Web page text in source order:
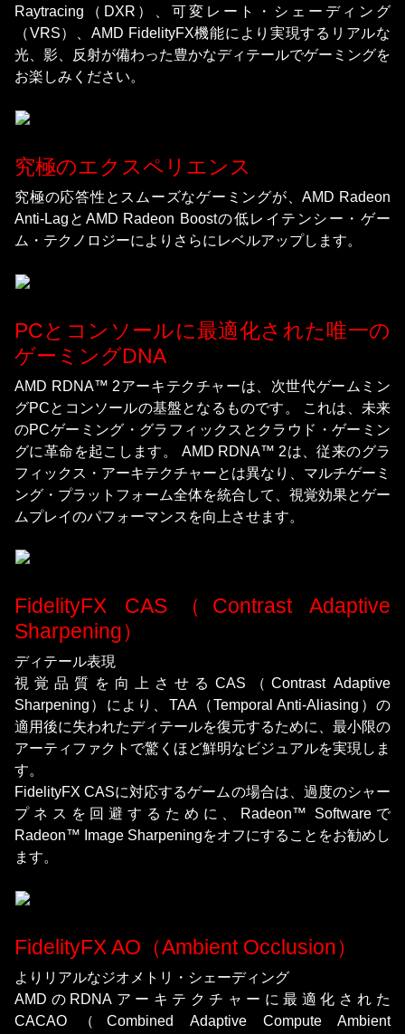
Raytracing（DXR）、可変レート・シェーディング
（VRS）、AMD FidelityFX機能により実現するリアルな
光、影、反射が備わった豊かなディテールでゲーミングを
お楽しみください。
究極のエクスペリエンス
究極の応答性とスムーズなゲーミングが、AMD Radeon
Anti-LagとAMD Radeon Boostの低レイテンシー・ゲー
ム・テクノロジーによりさらにレベルアップします。
PCとコンソールに最適化された唯一の
ゲーミングDNA
AMD RDNA™ 2アーキテクチャーは、次世代ゲームミン
グPCとコンソールの基盤となるものです。 これは、未来
のPCゲーミング・グラフィックスとクラウド・ゲーミン
グに革命を起こします。 AMD RDNA™ 2は、従来のグラ
フィックス・アーキテクチャーとは異なり、マルチゲーミ
ング・プラットフォーム全体を統合して、視覚効果とゲー
ムプレイのパフォーマンスを向上させます。
FidelityFX CAS（Contrast Adaptive
Sharpening）
ディテール表現
視覚品質を向上させるCAS（Contrast Adaptive
Sharpening）により、TAA（Temporal Anti-Aliasing）の
適用後に失われたディテールを復元するために、最小限の
アーティファクトで驚くほど鮮明なビジュアルを実現しま
す。
FidelityFX CASに対応するゲームの場合は、過度のシャー
プネスを回避するために、Radeon™ Softwareで
Radeon™ Image Sharpeningをオフにすることをお勧めし
ます。
FidelityFX AO（Ambient Occlusion）
よりリアルなジオメトリ・シェーディング
AMDのRDNAアーキテクチャーに最適化された
CACAO（Combined Adaptive Compute Ambient